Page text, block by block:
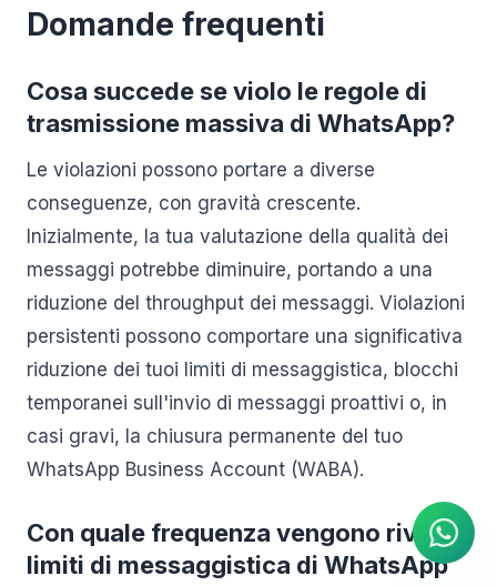
Domande frequenti
Cosa succede se violo le regole di
trasmissione massiva di WhatsApp?
Le violazioni possono portare a diverse
conseguenze, con gravità crescente.
Inizialmente, la tua valutazione della qualità dei
messaggi potrebbe diminuire, portando a una
riduzione del throughput dei messaggi. Violazioni
persistenti possono comportare una significativa
riduzione dei tuoi limiti di messaggistica, blocchi
temporanei sull'invio di messaggi proattivi o, in
casi gravi, la chiusura permanente del tuo
WhatsApp Business Account (WABA).
Con quale frequenza vengono rivisti i
limiti di messaggistica di WhatsApp
Agente IA
Risposte istantanee su
WhatsApp